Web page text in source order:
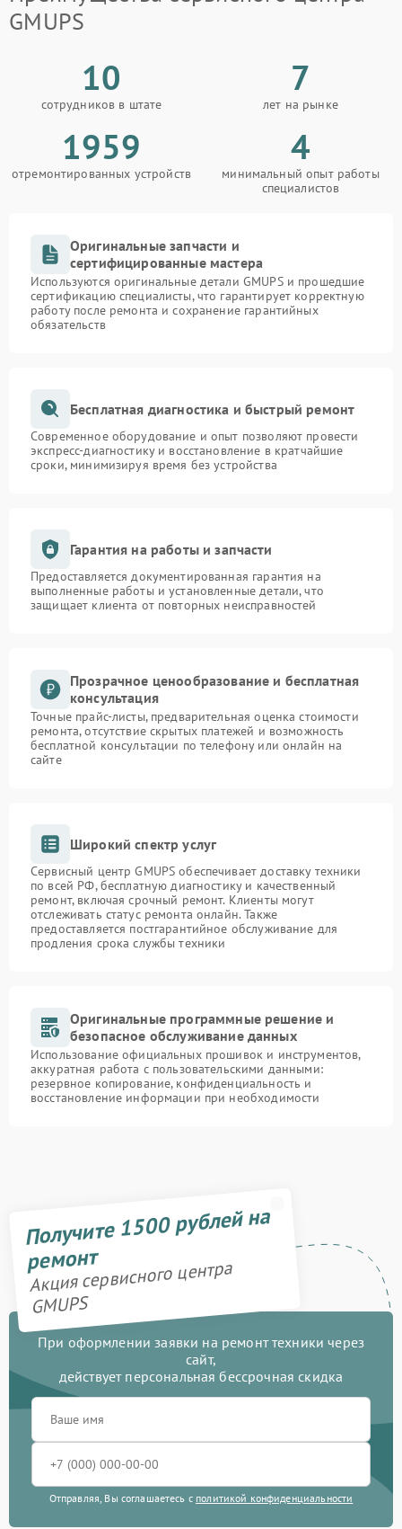
Неисправность
индикаторов
Поломка фильтров
(EMI/EMC)
Подробнее →
защиты
Подробнее →
Подробнее →
Поломка системы
автоматического
переключения
1500 ₽
Неисправность системы
проводов
Неисправность системы
зарядки
1500 ₽ Подробнее →
Неисправность системы
защиты от короткого
замыкания
1500 ₽ Подробнее →
Неисправность системы
защиты от
перенапряжения
GMUPS
10
сотрудников в штате
7
лет на рынке
1959
отремонтированных устройств
4
минимальный опыт работы
специалистов
Оригинальные запчасти и
сертифицированные мастера
Используются оригинальные детали GMUPS и прошедшие
сертификацию специалисты, что гарантирует корректную
работу после ремонта и сохранение гарантийных
обязательств
Бесплатная диагностика и быстрый ремонт
Современное оборудование и опыт позволяют провести
экспресс-диагностику и восстановление в кратчайшие
сроки, минимизируя время без устройства
Гарантия на работы и запчасти
Предоставляется документированная гарантия на
выполненные работы и установленные детали, что
защищает клиента от повторных неисправностей
Прозрачное ценообразование и бесплатная
консультация
Точные прайс-листы, предварительная оценка стоимости
ремонта, отсутствие скрытых платежей и возможность
бесплатной консультации по телефону или онлайн на
сайте
Широкий спектр услуг
Сервисный центр GMUPS обеспечивает доставку техники
по всей РФ, бесплатную диагностику и качественный
ремонт, включая срочный ремонт. Клиенты могут
отслеживать статус ремонта онлайн. Также
предоставляется постгарантийное обслуживание для
продления срока службы техники
Оригинальные программные решение и
безопасное обслуживание данных
Использование официальных прошивок и инструментов,
аккуратная работа с пользовательскими данными:
резервное копирование, конфиденциальность и
восстановление информации при необходимости
Получите 1500 рублей на
ремонт
Акция сервисного центра
GMUPS
При оформлении заявки на ремонт техники через
сайт,
действует персональная бессрочная скидка
Отправляя, Вы соглашаетесь с политикой конфиденциальности